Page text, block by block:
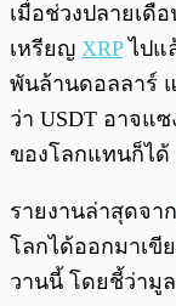
เมื่อช่วงปลายเดื
เหรียญ XRPไปแ
พันล้านดอลลาร์
ว่า USDT อาจแ
ของโลกแทนก็ได้
รายงานล่าสุดจาก
โลกได้ออกมาเขี
วานนี้ โดยชี้ว่ามู